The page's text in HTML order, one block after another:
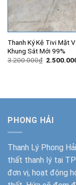
Thanh Ký Kệ Tivi Mặt
Khung Sắt Mới 99%
3.200.000₫ Giá
PHONG HẢI
Thanh Lý Phong Hải
thất thanh lý tại
đơn vị, hoạt động